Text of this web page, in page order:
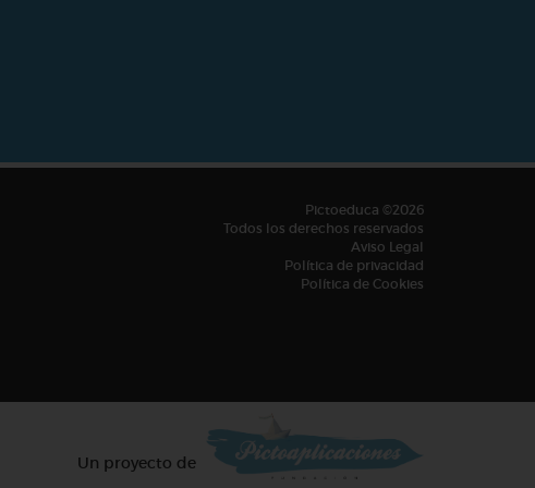
Pictoeduca ©2026
Todos los derechos reservados
Aviso Legal
Política de privacidad
Política de Cookies
Un proyecto de